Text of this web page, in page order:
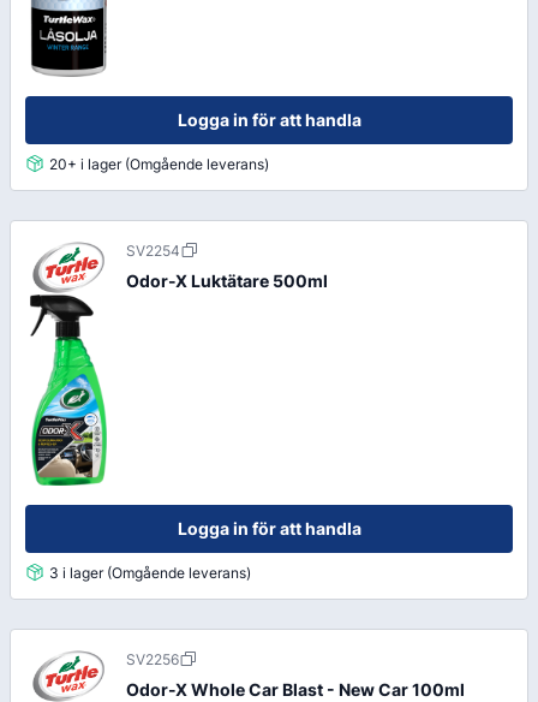
Logga in för att handla
20+ i lager (Omgående leverans)
SV2254
Odor-X Luktätare 500ml
Logga in för att handla
3 i lager (Omgående leverans)
SV2256
Odor-X Whole Car Blast - New Car 100ml